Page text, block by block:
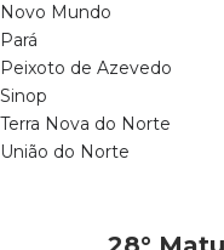
Novo Mundo
Pará
Peixoto de Azevedo
Sinop
Terra Nova do Norte
União do Norte